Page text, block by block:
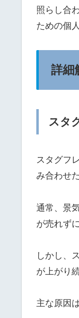
照らし合
ための個
詳細
スタ
スタグフ
み合わせ
通常、景
が売れず
しかし、
が上がり
主な原因